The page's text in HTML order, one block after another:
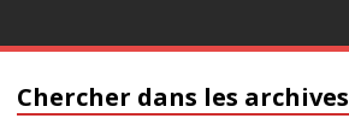
Chercher dans les archives